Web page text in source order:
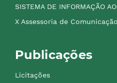
SISTEMA DE INFORMAÇÃO
X Assessoria de Comunicação
Publicações
Licitações